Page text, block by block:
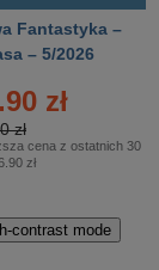
Fantastyka –
– 5/2026
zł
zł
cena z ostatnich 30
zł
contrast mode